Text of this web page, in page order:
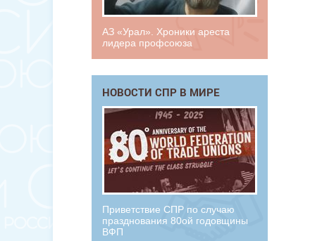
АЗ «Урал». Хроники ареста
лидера профсоюза
НОВОСТИ СПР В МИРЕ
Приветствие СПР по случаю
празднования 80ой годовщины
ВФП